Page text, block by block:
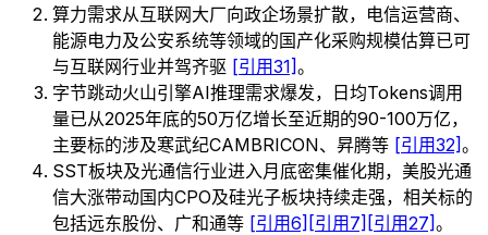
算力需求从互联网大厂向政企场景扩散，电信运营商、
能源电力及公安系统等领域的国产化采购规模估算已可
与互联网行业并驾齐驱 [引用31]。
字节跳动火山引擎AI推理需求爆发，日均Tokens调用
量已从2025年底的50万亿增长至近期的90-100万亿，
主要标的涉及寒武纪CAMBRICON、昇腾等 [引用32]。
SST板块及光通信行业进入月底密集催化期，美股光通
信大涨带动国内CPO及硅光子板块持续走强，相关标的
包括远东股份、广和通等 [引用6] [引用7] [引用27]。